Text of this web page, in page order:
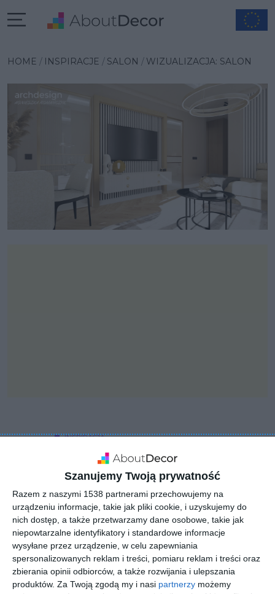
Szanujemy Twoją prywatność
Razem z naszymi 1538 partnerami przechowujemy na
urządzeniu informacje, takie jak pliki cookie, i uzyskujemy do
nich dostęp, a także przetwarzamy dane osobowe, takie jak
niepowtarzalne identyfikatory i standardowe informacje
wysyłane przez urządzenie, w celu zapewniania
spersonalizowanych reklam i treści, pomiaru reklam i treści oraz
zbierania opinii odbiorców, a także rozwijania i ulepszania
produktów. Za Twoją zgodą my i nasi partnerzy możemy
HOME INSPIRACJE SALON WIZUALIZACJA: SALON
INSPIRACJA
Wizualizacja: salon
Jasne i beżowe wnętrze, w zestawieniu z drewnem.
Dodatkowo na ścianie zlokalizowane zostały lamele.
AUTOR:
DODAJ DO ULUBIONYCH
UDOSTĘPNIJ